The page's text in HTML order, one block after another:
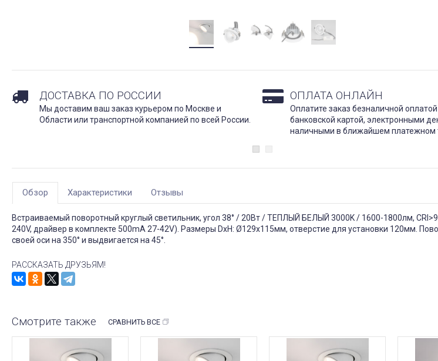
ДОСТАВКА ПО РОССИИ
Мы доставим ваш заказ курьером по Москве и
Области или транспортной компанией по всей России.
ОПЛАТА ОНЛАЙН
Оплатите заказ безналичной
банковской картой, электронными
наличными в ближайшем платежном
Обзор Характеристики Отзывы
Встраиваемый поворотный круглый светильник, угол 38° / 20Вт / ТЕПЛЫЙ БЕЛЫЙ 3000K / 1600-1800лм,
240V, драйвер в комплекте 500mA 27-42V). Размеры DxH: Ø129х115мм, отверстие для установки 120мм.
своей оси на 350° и выдвигается на 45°.
РАССКАЗАТЬ ДРУЗЬЯМ!
Смотрите также СРАВНИТЬ ВСЕ